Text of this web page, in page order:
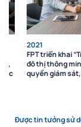
2021
FPT triển khai
đô thị thông minh
quyền giám sát,
Được tin tưởng sử